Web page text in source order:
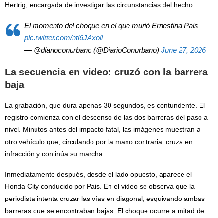
Hertrig, encargada de investigar las circunstancias del hecho.
El momento del choque en el que murió Ernestina Pais
pic.twitter.com/nti6JAxoil
— @diarioconurbano (@DiarioConurbano) June 27, 2026
La secuencia en video: cruzó con la barrera
baja
La grabación, que dura apenas 30 segundos, es contundente. El
registro comienza con el descenso de las dos barreras del paso a
nivel. Minutos antes del impacto fatal, las imágenes muestran a
otro vehículo que, circulando por la mano contraria, cruza en
infracción y continúa su marcha.
Inmediatamente después, desde el lado opuesto, aparece el
Honda City conducido por Pais. En el video se observa que la
periodista intenta cruzar las vías en diagonal, esquivando ambas
barreras que se encontraban bajas. El choque ocurre a mitad de